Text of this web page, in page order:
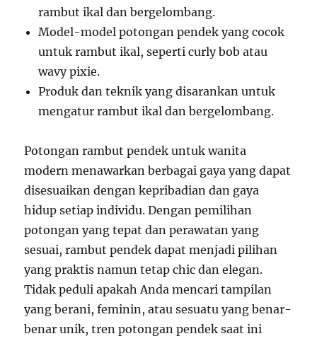
rambut ikal dan bergelombang.
Model-model potongan pendek yang cocok
untuk rambut ikal, seperti curly bob atau
wavy pixie.
Produk dan teknik yang disarankan untuk
mengatur rambut ikal dan bergelombang.
Potongan rambut pendek untuk wanita
modern menawarkan berbagai gaya yang dapat
disesuaikan dengan kepribadian dan gaya
hidup setiap individu. Dengan pemilihan
potongan yang tepat dan perawatan yang
sesuai, rambut pendek dapat menjadi pilihan
yang praktis namun tetap chic dan elegan.
Tidak peduli apakah Anda mencari tampilan
yang berani, feminin, atau sesuatu yang benar-
benar unik, tren potongan pendek saat ini